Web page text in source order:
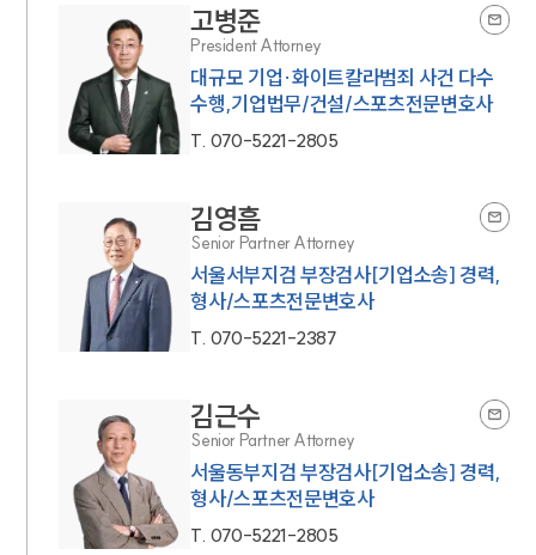
고병준
President Attorney
대규모 기업·화이트칼라범죄 사건 다수
수행,기업법무/건설/스포츠전문변호사
T. 070-5221-2805
김영흠
Senior Partner Attorney
서울서부지검 부장검사[기업소송] 경력,
형사/스포츠전문변호사
T. 070-5221-2387
김근수
Senior Partner Attorney
서울동부지검 부장검사[기업소송] 경력,
형사/스포츠전문변호사
T. 070-5221-2805